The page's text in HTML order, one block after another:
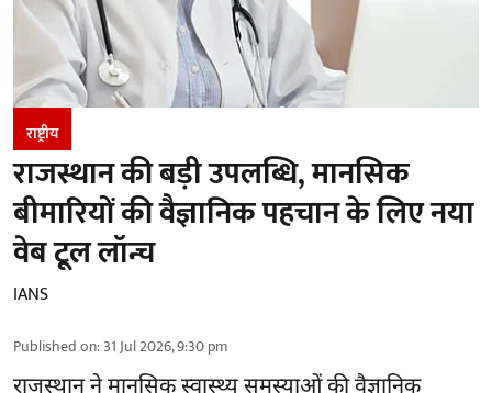
राष्ट्रीय
राजस्थान की बड़ी उपलब्धि, मानसिक
बीमारियों की वैज्ञानिक पहचान के लिए नया
वेब टूल लॉन्च
IANS
Published on:31 Jul 2026, 9:30 pm